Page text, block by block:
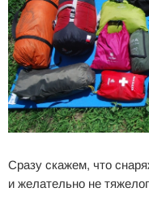
Сразу скажем, что
и желательно не